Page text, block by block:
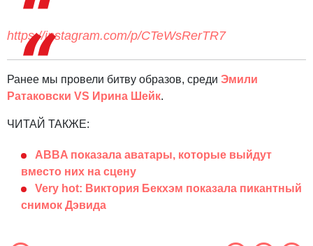
https://instagram.com/p/CTeWsRerTR7
Ранее мы провели битву образов, среди Эмили
Ратаковски VS Ирина Шейк.
ЧИТАЙ ТАКЖЕ:
ABBA показала аватары, которые выйдут
вместо них на сцену
Very hot: Виктория Бекхэм показала пикантный
снимок Дэвида